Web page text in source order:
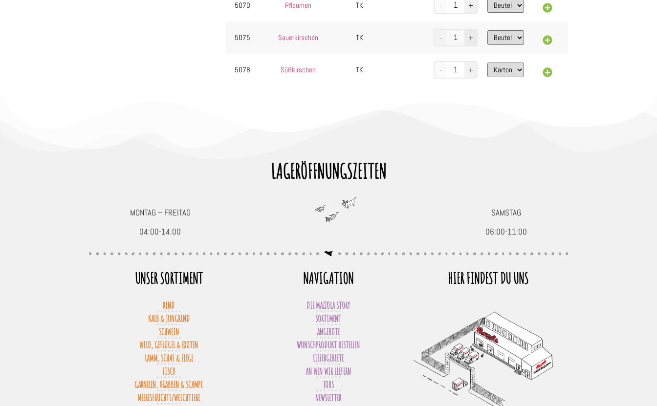
5070 Pflaumen TK
5075 Sauerkirschen TK
5078 Süßkirschen TK
LAGERÖFFNUNGSZEITEN
MONTAG – FREITAG
04:00-14:00
SAMSTAG
06:00-11:00
UNSER SORTIMENT
RIND
KALB & JUNGRIND
SCHWEIN
WILD, GEFLÜGEL & EXOTEN
LAMM, SCHAF & ZIEGE
FISCH
GARNELEN, KRABBEN & SCAMPI
MEERESFRÜCHTE/WEICHTIERE
NAVIGATION
DIE MAZZOLA STORY
SORTIMENT
ANGEBOTE
WUNSCHPRODUKT BESTELLEN
LIEFERGEBIETE
AN WEN WIR LIEFERN
JOBS
NEWSLETTER
HIER FINDEST DU UNS